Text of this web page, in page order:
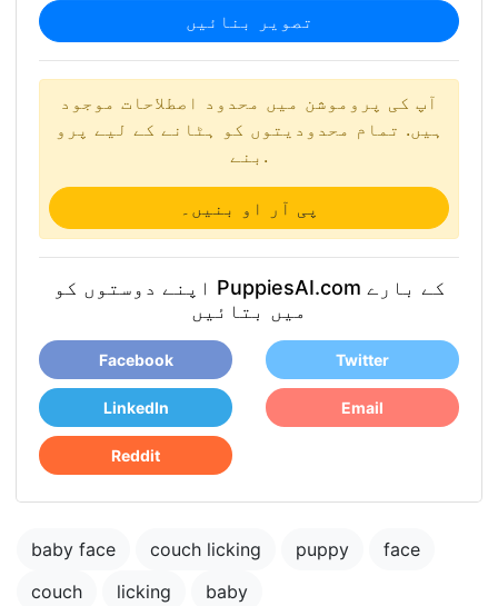
تصویر بنائیں
آپ کی پروموشن میں محدود اصطلاحات موجود
ہیں. تمام محدودیتوں کو ہٹانے کے لیے پرو
بنے.
پی آر او بنیں۔
اپنے دوستوں کو PuppiesAI.com کے بارے
میں بتائیں
Facebook Twitter
LinkedIn Email
Reddit
baby face couch licking puppy
face
couch
licking baby